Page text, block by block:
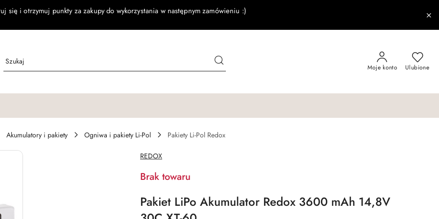
się i otrzymuj punkty za zakupy do wykorzystania w następnym zamówieniu :)
Moje konto Ulubione
Akumulatory i pakiety Ogniwa i pakiety Li-Pol
Pakiety Li-Pol Redox
NAZWA
PRODUCENTA:
REDOX
Brak towaru
Pakiet LiPo Akumulator Redox 3600 mAh 14,8V